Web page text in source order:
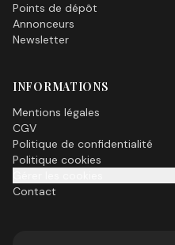
Points de dépôt
Annonceurs
Newsletter
INFORMATIONS
Mentions légales
CGV
Politique de confidentialité
Politique cookies
Contact